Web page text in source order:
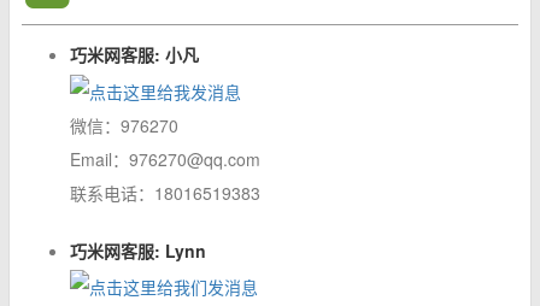
巧米网客服: 小凡
微信：976270
Email：976270@qq.com
联系电话：18016519383
巧米网客服: Lynn